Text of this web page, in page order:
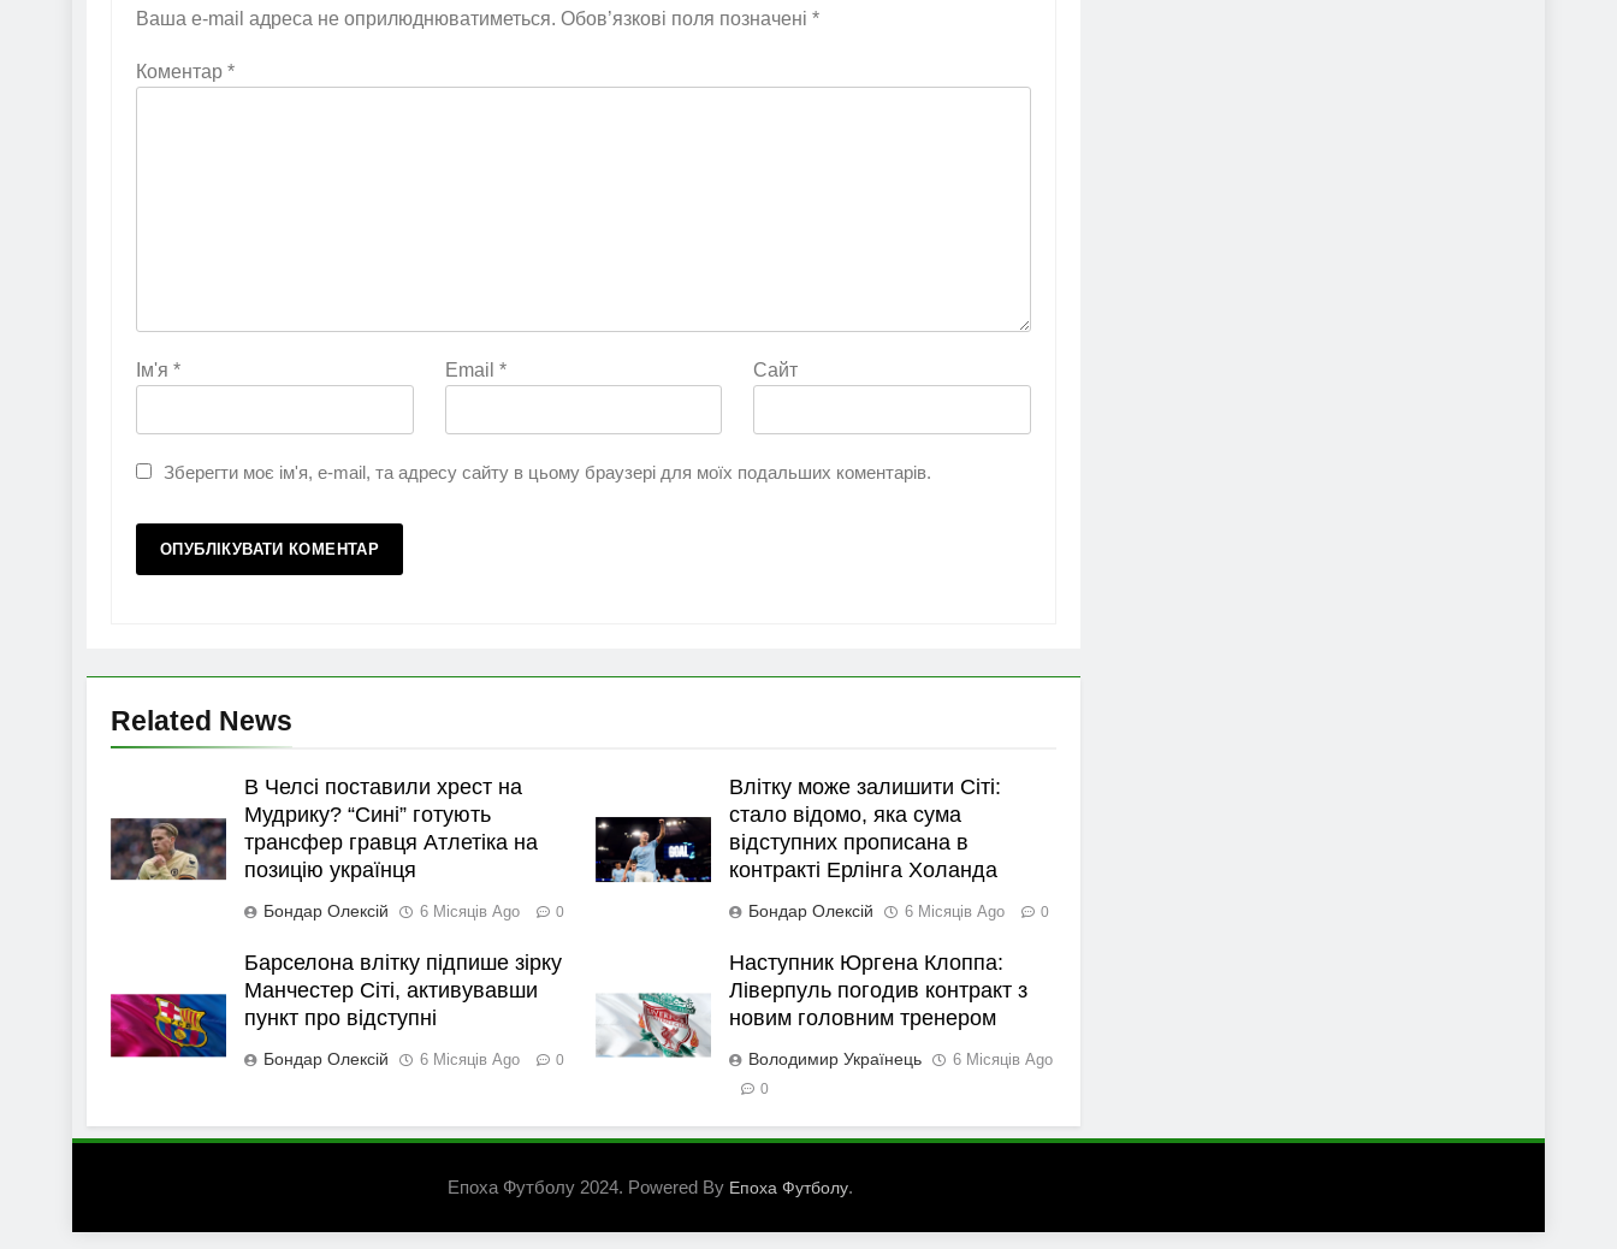
Ваша e-mail адреса не оприлюднюватиметься. Обов’язкові поля позначені *
Коментар *
Ім'я * Email * Сайт
Зберегти моє ім'я, e-mail, та адресу сайту в цьому браузері для моїх подальших коментарів.
Related News
В Челсі поставили хрест на
Мудрику? “Сині” готують
трансфер гравця Атлетіка на
позицію українця
Бондар Олексій 6 Місяців Ago 0
Влітку може залишити Сіті:
стало відомо, яка сума
відступних прописана в
контракті Ерлінга Холанда
Бондар Олексій 6 Місяців Ago 0
Барселона влітку підпише зірку
Манчестер Сіті, активувавши
пункт про відступні
Бондар Олексій 6 Місяців Ago 0
Наступник Юргена Клоппа:
Ліверпуль погодив контракт з
новим головним тренером
Володимир Українець 6 Місяців Ago
0
Епоха Футболу 2024. Powered By Епоха Футболу.